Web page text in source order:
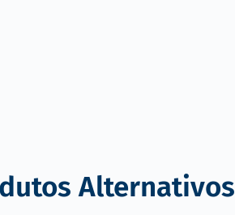
Alternativos